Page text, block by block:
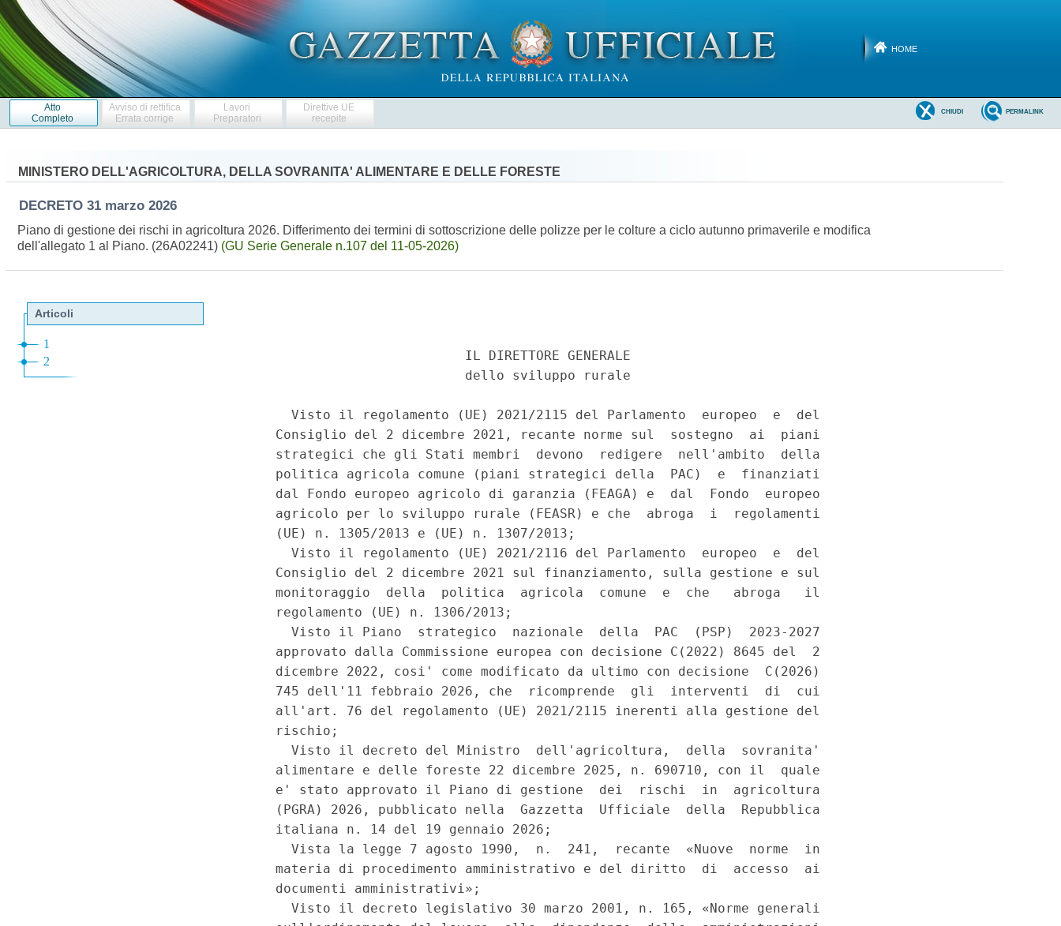
HOME
Atto
Completo
Avviso di rettifica
Errata corrige
Lavori
Preparatori
Direttive UE
recepite
PERMALINK
CHIUDI
MINISTERO DELL'AGRICOLTURA, DELLA SOVRANITA' ALIMENTARE E DELLE FORESTE
DECRETO 31 marzo 2026
Piano di gestione dei rischi in agricoltura 2026. Differimento dei termini di sottoscrizione delle polizze per le colture a ciclo autunno primaverile e modifica
dell'allegato 1 al Piano. (26A02241) (GU Serie Generale n.107 del 11-05-2026)